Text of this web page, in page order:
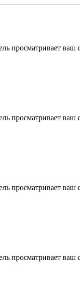
просматривает ваш
просматривает ваш
просматривает ваш
просматривает ваш